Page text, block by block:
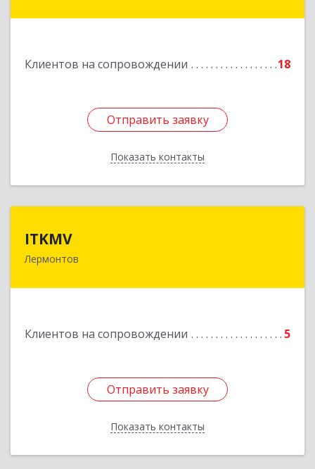
Клиентов на сопровождении 18
Отправить заявку
Показать контакты
Отправить заявку
Назад
ITKMV
Лермонтов
Клиентов на сопровождении 5
Отправить заявку
Показать контакты
Отправить заявку
Назад